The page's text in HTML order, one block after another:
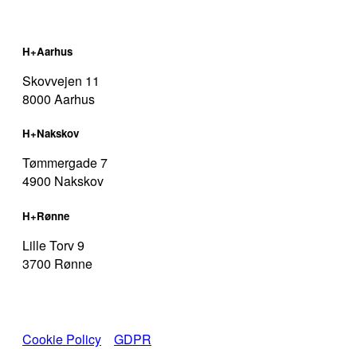
H+Aarhus
Skovvejen 11
8000 Aarhus
H+Nakskov
Tømmergade 7
4900 Nakskov
H+Rønne
Lille Torv 9
3700 Rønne
Cookie Policy GDPR